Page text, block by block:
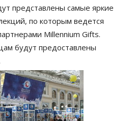
представлены самые яркие
по которым ведется
Millennium Gifts.
будут предоставлены